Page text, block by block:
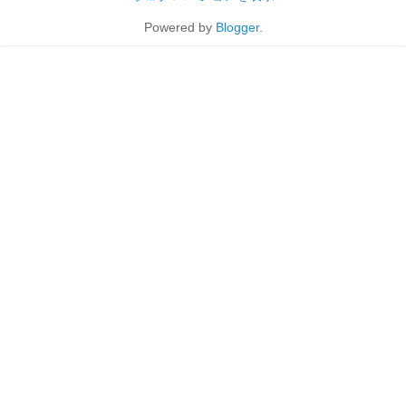
Powered by Blogger.